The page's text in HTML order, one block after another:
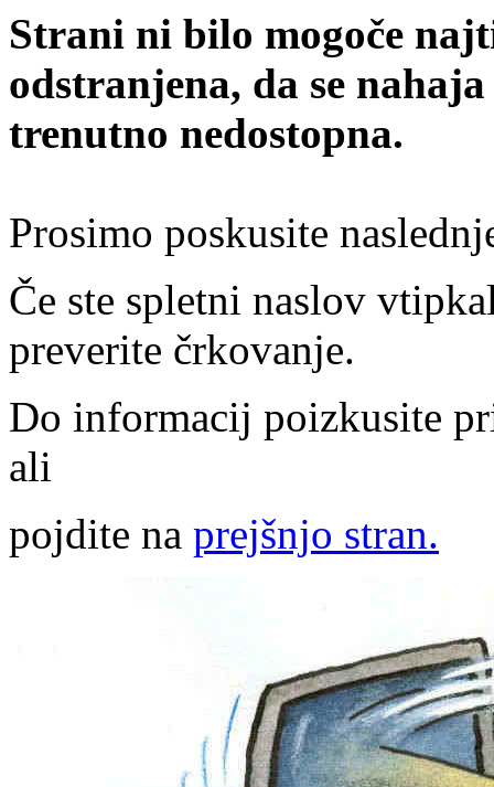
Strani ni bilo mogoče
odstranjena, da se
trenutno nedostopna.
Prosimo poskusite
Če ste spletni naslov
preverite črkovanje.
Do informacij poizkusite
ali
pojdite na prejšnjo stran.